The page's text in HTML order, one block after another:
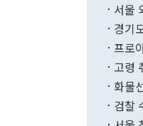
서울
경기
프로
고령
화물
검찰